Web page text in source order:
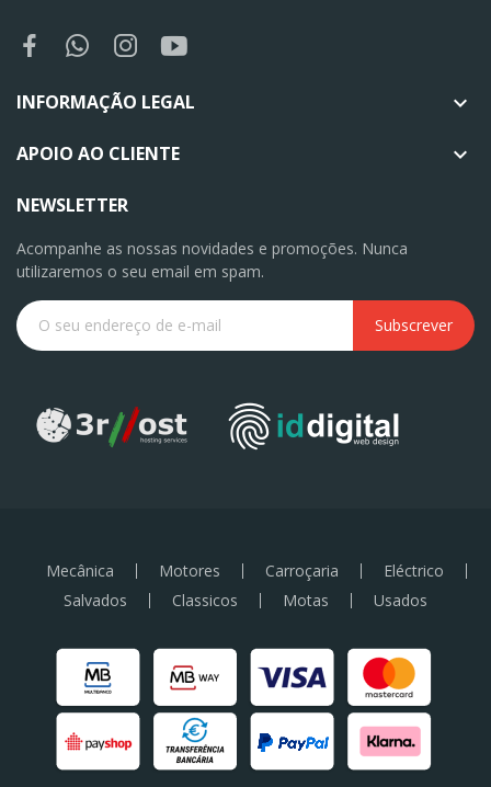
INFORMAÇÃO LEGAL 
APOIO AO CLIENTE 
NEWSLETTER
Acompanhe as nossas novidades e promoções. Nunca
utilizaremos o seu email em spam.
Subscrever
Mecânica Motores Carroçaria
Eléctrico
Salvados
Classicos Motas Usados